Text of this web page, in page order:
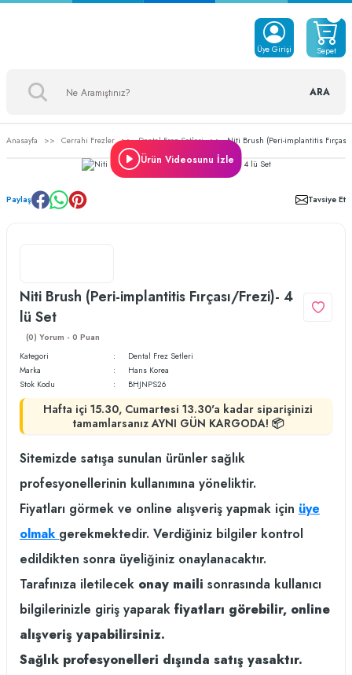
ARA
Üye Girişi Sepet
Anasayfa Cerrahi Frezler Dental Frez Setleri Niti Brush (Peri-implantitis
Ürün Videosunu İzle
Paylaş Tavsiye Et
Niti Brush (Peri-implantitis Fırçası/Frezi)- 4
lü Set
(0) Yorum - 0 Puan
Kategori
Dental Frez Setleri
Marka
Hans Korea
Stok Kodu
BHJNPS26
Hafta içi 15.30, Cumartesi 13.30'a kadar siparişinizi
tamamlarsanız AYNI GÜN KARGODA! 📦
Sitemizde satışa sunulan ürünler sağlık
profesyonellerinin kullanımına yöneliktir.
Fiyatları görmek ve online alışveriş yapmak için üye
olmak gerekmektedir. Verdiğiniz bilgiler kontrol
edildikten sonra üyeliğiniz onaylanacaktır.
Tarafınıza iletilecek onay maili sonrasında kullanıcı
bilgilerinizle giriş yaparak fiyatları görebilir, online
alışveriş yapabilirsiniz.
Sağlık profesyonelleri dışında satış yasaktır.